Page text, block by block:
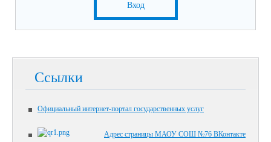
Вход
Ссылки
Официальный интернет-портал государственных услуг
Адрес страницы МАОУ СОШ №76 ВКонтакте